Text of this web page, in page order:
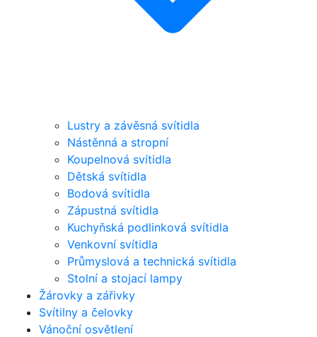
Lustry a závěsná svítidla
Nástěnná a stropní
Koupelnová svítidla
Dětská svítidla
Bodová svítidla
Zápustná svítidla
Kuchyňská podlinková svítidla
Venkovní svítidla
Průmyslová a technická svítidla
Stolní a stojací lampy
Žárovky a zářivky
Svítilny a čelovky
Vánoční osvětlení